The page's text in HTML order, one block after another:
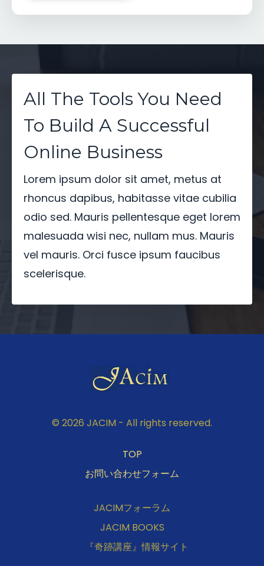
All The Tools You Need
To Build A Successful
Online Business
Lorem ipsum dolor sit amet, metus at
rhoncus dapibus, habitasse vitae cubilia
odio sed. Mauris pellentesque eget lorem
malesuada wisi nec, nullam mus. Mauris
vel mauris. Orci fusce ipsum faucibus
scelerisque.
© 2026 JACIM - All rights reserved.
TOP
お問い合わせフォーム
JACIMフォーラム
JACIM BOOKS
『奇跡講座』情報サイト